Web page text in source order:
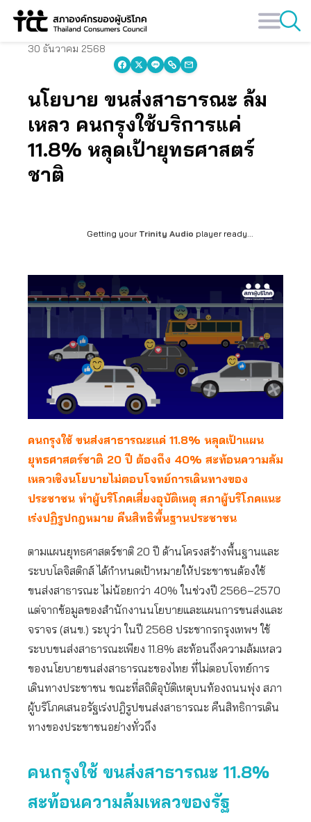
Skip
30 ธันวาคม 2568
นโยบาย ขนส่งสาธารณะ ล้ม
เหลว คนกรุงใช้บริการแค่
11.8% หลุดเป้ายุทธศาสตร์
ชาติ
Getting your Trinity Audio player ready...
คนกรุงใช้ ขนส่งสาธารณะแค่ 11.8% หลุดเป้าแผน
ยุทธศาสตร์ชาติ 20 ปี ต้องถึง 40% สะท้อนความล้ม
เหลวเชิงนโยบายไม่ตอบโจทย์การเดินทางของ
ประชาชน ทำผู้บริโภคเสี่ยงอุบัติเหตุ สภาผู้บริโภคแนะ
เร่งปฏิรูปกฎหมาย คืนสิทธิพื้นฐานประชาชน
ตามแผนยุทธศาสตร์ชาติ 20 ปี ด้านโครงสร้างพื้นฐานและ
ระบบโลจิสติกส์ ได้กำหนดเป้าหมายให้ประชาชนต้องใช้
ขนส่งสาธารณะ ไม่น้อยกว่า 40% ในช่วงปี 2566–2570
แต่จากข้อมูลของสำนักงานนโยบายและแผนการขนส่งและ
จราจร (สนข.) ระบุว่า ในปี 2568 ประชากรกรุงเทพฯ ใช้
ระบบขนส่งสาธารณะเพียง 11.8% สะท้อนถึงความล้มเหลว
ของนโยบายขนส่งสาธารณะของไทย ที่ไม่ตอบโจทย์การ
เดินทางประชาชน ขณะที่สถิติอุบัติเหตุบนท้องถนนพุ่ง สภา
ผู้บริโภคเสนอรัฐเร่งปฎิรูปขนส่งสาธารณะ คืนสิทธิการเดิน
ทางของประชาชนอย่างทั่วถึง
คนกรุงใช้ ขนส่งสาธารณะ 11.8%
สะท้อนความล้มเหลวของรัฐ